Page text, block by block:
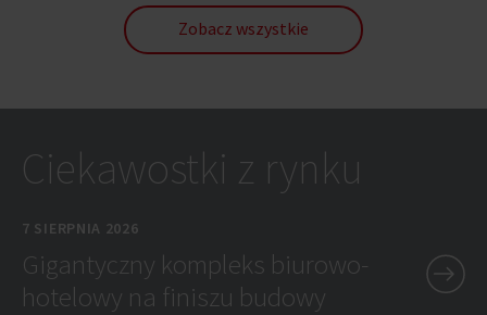
Zobacz wszystkie
Ciekawostki z rynku
7 SIERPNIA 2026
Gigantyczny kompleks biurowo-
hotelowy na finiszu budowy